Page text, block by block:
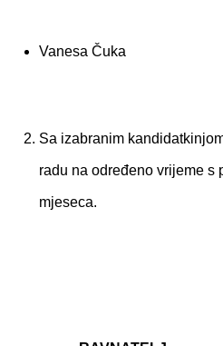
Vanesa Čuka
Sa izabranim
radu na određeno vrijeme s
mjeseca.